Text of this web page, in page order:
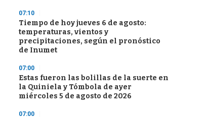
07:10
Tiempo de hoy jueves 6 de agosto:
temperaturas, vientos y
precipitaciones, según el pronóstico
de Inumet
07:00
Estas fueron las bolillas de la suerte en
la Quiniela y Tómbola de ayer
miércoles 5 de agosto de 2026
07:00